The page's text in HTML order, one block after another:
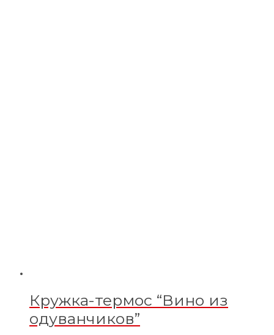
Кружка-термос “Вино из
одуванчиков”